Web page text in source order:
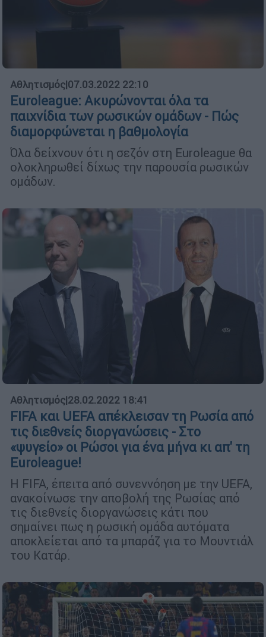
Αθλητισμός|07.03.2022 22:10
Euroleague: Ακυρώνονται όλα τα
παιχνίδια των ρωσικών ομάδων - Πώς
διαμορφώνεται η βαθμολογία
Όλα δείχνουν ότι η σεζόν στη Euroleague θα
ολοκληρωθεί δίχως την παρουσία ρωσικών
ομάδων.
Αθλητισμός|28.02.2022 18:41
FIFA και UEFA απέκλεισαν τη Ρωσία από
τις διεθνείς διοργανώσεις - Στο
«ψυγείο» οι Ρώσοι για ένα μήνα κι απ' τη
Euroleague!
Η FIFA, έπειτα από συνεννόηση με την UEFA,
ανακοίνωσε την αποβολή της Ρωσίας από
τις διεθνείς διοργανώσεις κάτι που
σημαίνει πως η ρωσική ομάδα αυτόματα
αποκλείεται από τα μπαράζ για το Μουντιάλ
του Κατάρ.